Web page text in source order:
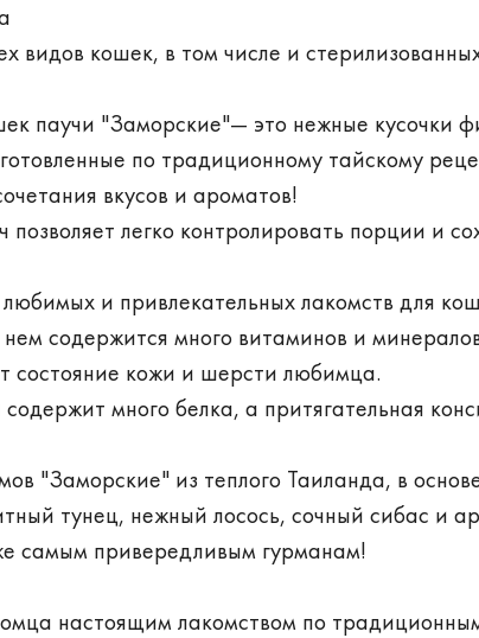
видов кошек, в том числе и
паучи "Заморские"— это нежные кусочки
по традиционному тайскому
вкусов и ароматов!
позволяет легко контролировать порции и
и привлекательных лакомств для
нем содержится много витаминов и
состояние кожи и шерсти любимца.
много белка, а притягательная
"Заморские" из теплого Таиланда, в
тунец, нежный лосось, сочный сибас и
самым привередливым гурманам!
настоящим лакомством по